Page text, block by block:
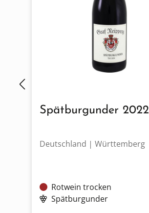
Spätburgunder 2022
Deutschland | Württemberg
Rotwein trocken
Spätburgunder